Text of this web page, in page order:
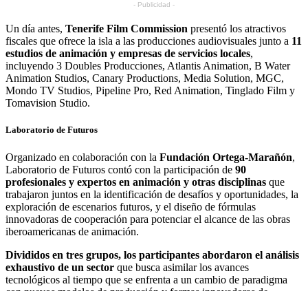
- Publicidad -
Un día antes, Tenerife Film Commission presentó los atractivos
fiscales que ofrece la isla a las producciones audiovisuales junto a 11
estudios de animación y empresas de servicios locales,
incluyendo 3 Doubles Producciones, Atlantis Animation, B Water
Animation Studios, Canary Productions, Media Solution, MGC,
Mondo TV Studios, Pipeline Pro, Red Animation, Tinglado Film y
Tomavision Studio.
Laboratorio de Futuros
Organizado en colaboración con la Fundación Ortega-Marañón,
Laboratorio de Futuros contó con la participación de 90
profesionales y expertos en animación y otras disciplinas que
trabajaron juntos en la identificación de desafíos y oportunidades, la
exploración de escenarios futuros, y el diseño de fórmulas
innovadoras de cooperación para potenciar el alcance de las obras
iberoamericanas de animación.
Divididos en tres grupos, los participantes abordaron el análisis
exhaustivo de un sector que busca asimilar los avances
tecnológicos al tiempo que se enfrenta a un cambio de paradigma